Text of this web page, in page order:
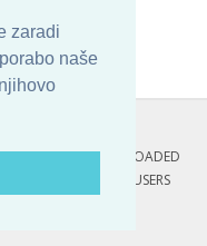
zaradi
naše
ARTWORK ARE UPLOADED
POZITIVNE MISLI : 135 USERS